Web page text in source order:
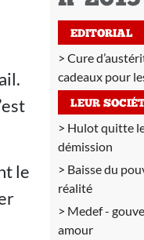
le
EDITORIAL
Cure
cadeaux pour
LEUR
Hulot quitte
démission
Baisse du
réalité
Medef -
amour